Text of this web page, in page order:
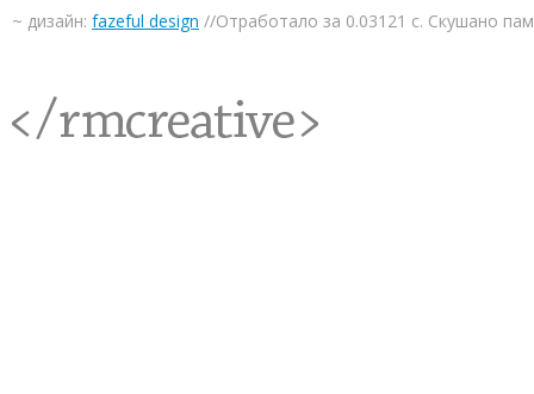
~ дизайн: fazeful design //Отработало за 0.03121 с. Скушано
<rmcreative/>